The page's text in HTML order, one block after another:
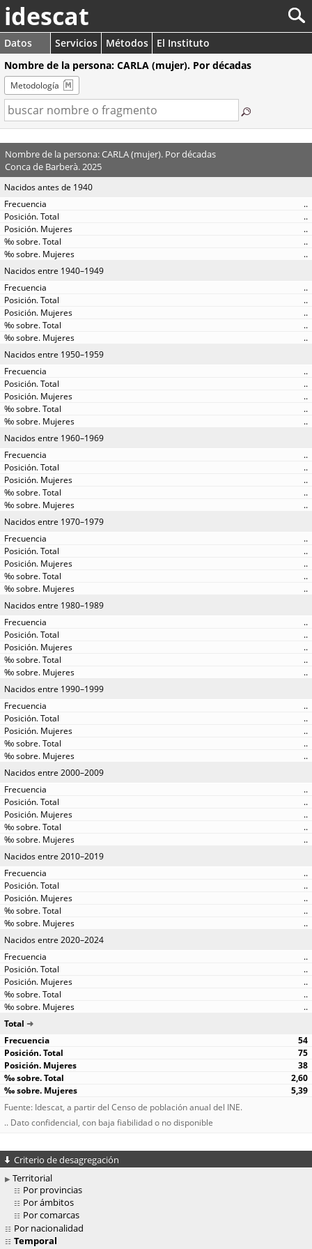
idescat
Datos Servicios Métodos
El Instituto
Nombre de la persona: CARLA (mujer). Por décadas
Metodología
Nombre de la persona: CARLA (mujer). Por décadas
Conca de Barberà. 2025
Nacidos antes de 1940
..
..
..
..
..
Nacidos entre 1940–1949
..
..
..
..
..
Nacidos entre 1950–1959
..
..
..
..
..
Nacidos entre 1960–1969
..
..
..
..
..
Nacidos entre 1970–1979
..
..
..
..
..
Nacidos entre 1980–1989
..
..
..
..
..
Nacidos entre 1990–1999
..
..
..
..
..
Nacidos entre 2000–2009
..
..
..
..
..
Nacidos entre 2010–2019
..
..
..
..
..
Nacidos entre 2020–2024
..
..
..
..
..
Total
54
75
38
2,60
5,39
Fuente: Idescat, a partir del Censo de población anual del INE.
.. Dato confidencial, con baja fiabilidad o no disponible
Criterio de desagregación
Territorial
Por provincias
Por ámbitos
Por comarcas
Por nacionalidad
Temporal